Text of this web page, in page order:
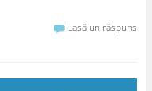
Lasă un răspuns